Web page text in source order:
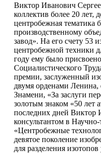
Виктор Иванович
коллектив более 20 лет,
центробежная тематика
производственному
завод». На его счету 53
центробежной техники
году ему было
Социалистического
премии, заслуженный
двумя орденами Ленина,
Знамени, «За заслуги
золотым знаком «50 лет
последних дней Виктор
консультантом в
«Центробежные
девятое поколение
для разделения изотопов